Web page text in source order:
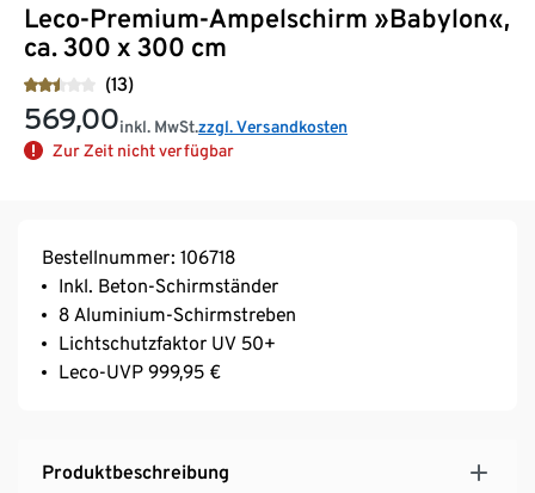
Leco-Premium-Ampelschirm »Babylon«,
ca. 300 x 300 cm
(13)
569,00inkl. MwSt.zzgl. Versandkosten
Zur Zeit nicht verfügbar
Bestellnummer: 106718
Inkl. Beton-Schirmständer
8 Aluminium-Schirmstreben
Lichtschutzfaktor UV 50+
Leco-UVP 999,95 €
Produktbeschreibung